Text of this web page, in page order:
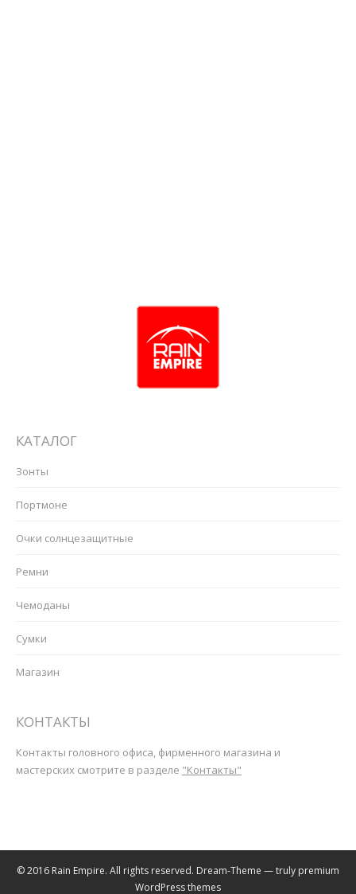
КАТАЛОГ
Зонты
Портмоне
Очки солнцезащитные
Ремни
Чемоданы
Сумки
Магазин
КОНТАКТЫ
Контакты головного офиса, фирменного магазина и
мастерских смотрите в разделе "Контакты"
© 2016 Rain Empire. All rights reserved. Dream-Theme — truly premium
WordPress themes